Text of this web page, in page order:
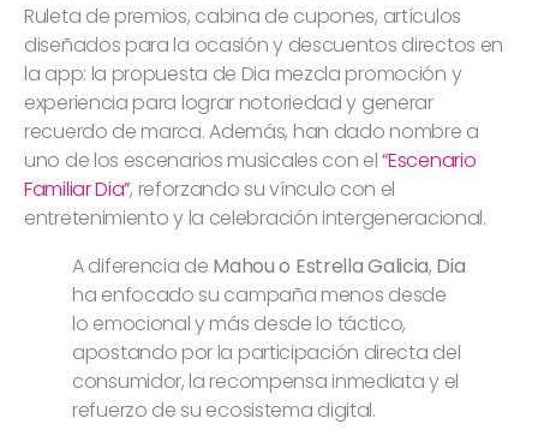
Ruleta de premios, cabina de cupones, artículos
diseñados para la ocasión y descuentos directos en
la app: la propuesta de Dia mezcla promoción y
experiencia para lograr notoriedad y generar
recuerdo de marca. Además, han dado nombre a
uno de los escenarios musicales con el“Escenario
Familiar Dia”, reforzando su vínculo con el
entretenimiento y la celebración intergeneracional.
A diferencia de Mahou o Estrella Galicia, Dia
ha enfocado su campaña menos desde
lo emocional y más desde lo táctico,
apostando por la participación directa del
consumidor, la recompensa inmediata y el
refuerzo de su ecosistema digital.